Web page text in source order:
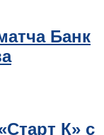
Банк
К» с